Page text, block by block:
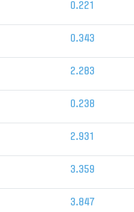
0.221
0.343
2.283
0.238
2.931
3.359
3.847